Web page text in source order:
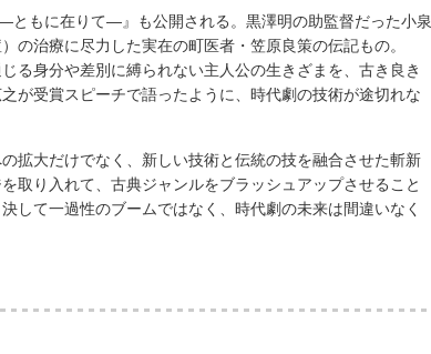
もに在りて―』も公開される。黒澤明の助監督だった小泉
の治療に尽力した実在の町医者・笠原良策の伝記もの。
る身分や差別に縛られない主人公の生きざまを、古き良き
が受賞スピーチで語ったように、時代劇の技術が途切れな
拡大だけでなく、新しい技術と伝統の技を融合させた斬新
取り入れて、古典ジャンルをブラッシュアップさせること
して一過性のブームではなく、時代劇の未来は間違いなく